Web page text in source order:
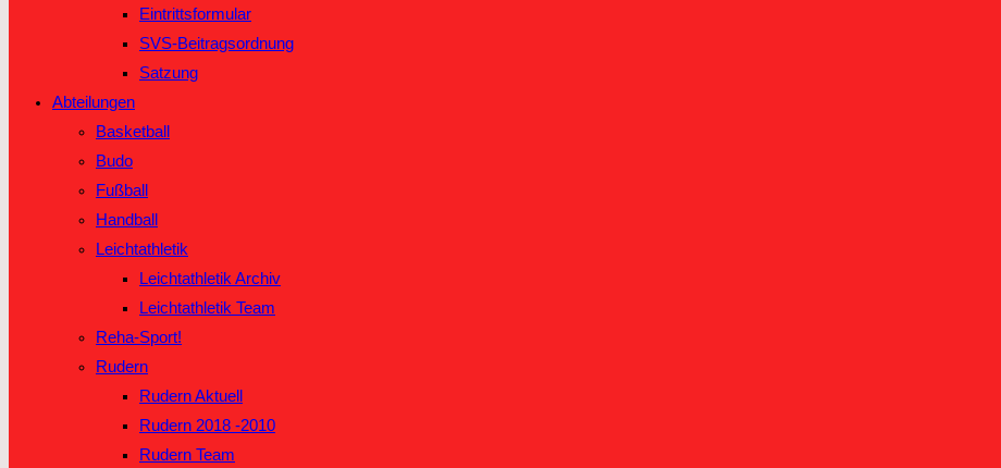
Eintrittsformular
SVS-Beitragsordnung
Satzung
Abteilungen
Basketball
Budo
Fußball
Handball
Leichtathletik
Leichtathletik Archiv
Leichtathletik Team
Reha-Sport!
Rudern
Rudern Aktuell
Rudern 2018 -2010
Rudern Team